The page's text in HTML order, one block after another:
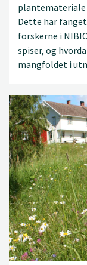
Dette har
forskerne i
spiser, og
mangfoldet i